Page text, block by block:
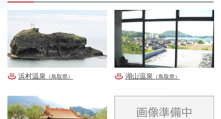
浜村温泉 （鳥取県） 湖山温泉 （鳥取県）